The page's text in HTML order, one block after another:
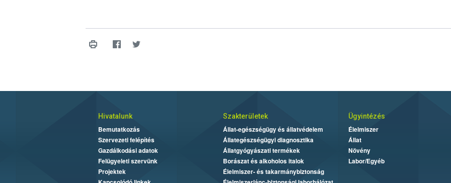
Hivatalunk
Bemutatkozás
Szervezeti felépítés
Gazdálkodási adatok
Felügyeleti szervünk
Projektek
Szakterületek
Állat-egészségügy és állatvédelem
Állategészségügyi diagnosztika
Állatgyógyászati termékek
Borászat és alkoholos italok
Élelmiszer- és takarmánybiztonság
Ügyintézés
Élelmiszer
Állat
Növény
Labor/Egyéb